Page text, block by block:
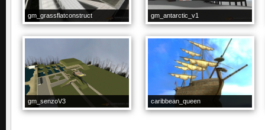
gm_grassflatconstruct gm_antarctic_v1
gm_senzoV3 caribbean_queen